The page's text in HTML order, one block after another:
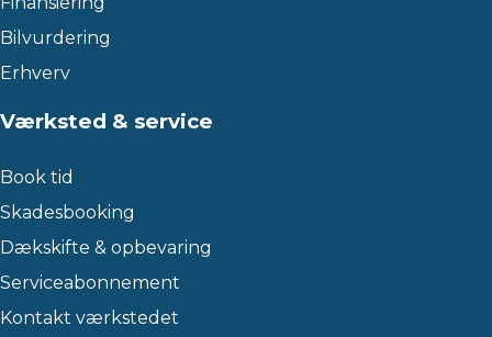
Bilvurdering
Erhverv
Værksted & service
Book tid
Skadesbooking
Dækskifte & opbevaring
Serviceabonnement
Kontakt værkstedet